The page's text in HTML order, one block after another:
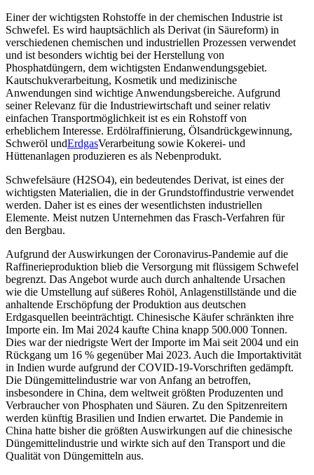
Einer der wichtigsten Rohstoffe in der chemischen Industrie ist
Schwefel. Es wird hauptsächlich als Derivat (in Säureform) in
verschiedenen chemischen und industriellen Prozessen verwendet
und ist besonders wichtig bei der Herstellung von
Phosphatdüngern, dem wichtigsten Endanwendungsgebiet.
Kautschukverarbeitung, Kosmetik und medizinische
Anwendungen sind wichtige Anwendungsbereiche. Aufgrund
seiner Relevanz für die Industriewirtschaft und seiner relativ
einfachen Transportmöglichkeit ist es ein Rohstoff von
erheblichem Interesse. Erdölraffinierung, Ölsandrückgewinnung,
Schweröl undErdgasVerarbeitung sowie Kokerei- und
Hüttenanlagen produzieren es als Nebenprodukt.
Schwefelsäure (H2SO4), ein bedeutendes Derivat, ist eines der
wichtigsten Materialien, die in der Grundstoffindustrie verwendet
werden. Daher ist es eines der wesentlichsten industriellen
Elemente. Meist nutzen Unternehmen das Frasch-Verfahren für
den Bergbau.
Aufgrund der Auswirkungen der Coronavirus-Pandemie auf die
Raffinerieproduktion blieb die Versorgung mit flüssigem Schwefel
begrenzt. Das Angebot wurde auch durch anhaltende Ursachen
wie die Umstellung auf süßeres Rohöl, Anlagenstillstände und die
anhaltende Erschöpfung der Produktion aus deutschen
Erdgasquellen beeinträchtigt. Chinesische Käufer schränkten ihre
Importe ein. Im Mai 2024 kaufte China knapp 500.000 Tonnen.
Dies war der niedrigste Wert der Importe im Mai seit 2004 und ein
Rückgang um 16 % gegenüber Mai 2023. Auch die Importaktivität
in Indien wurde aufgrund der COVID-19-Vorschriften gedämpft.
Die Düngemittelindustrie war von Anfang an betroffen,
insbesondere in China, dem weltweit größten Produzenten und
Verbraucher von Phosphaten und Säuren. Zu den Spitzenreitern
werden künftig Brasilien und Indien erwartet. Die Pandemie in
China hatte bisher die größten Auswirkungen auf die chinesische
Düngemittelindustrie und wirkte sich auf den Transport und die
Qualität von Düngemitteln aus.